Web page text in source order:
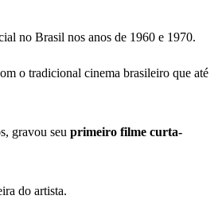
no Brasil nos anos de 1960 e 1970.
o tradicional cinema brasileiro que até
gravou seu primeiro filme curta-
do artista.